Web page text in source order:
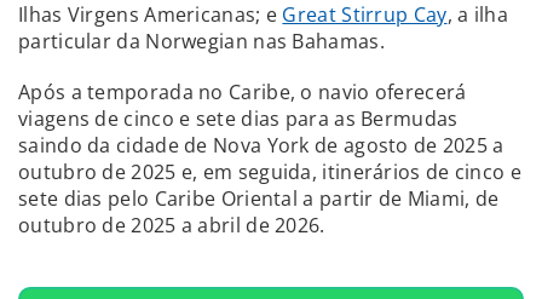
Ilhas Virgens Americanas; e Great Stirrup Cay, a ilha
particular da Norwegian nas Bahamas.
Após a temporada no Caribe, o navio oferecerá
viagens de cinco e sete dias para as Bermudas
saindo da cidade de Nova York de agosto de 2025 a
outubro de 2025 e, em seguida, itinerários de cinco e
sete dias pelo Caribe Oriental a partir de Miami, de
outubro de 2025 a abril de 2026.